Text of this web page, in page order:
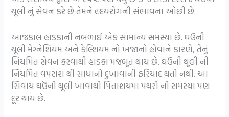
થૂલી નું સેવન કરે છે તેમને હૃદયરોગની સંભાવના ઓછી છે.
આજકાલ હાડકાની નબળાઈ એક સામાન્ય સમસ્યા છે. ઘઉંની
થૂલી મેગ્નેશિયમ અને કેલ્શિયમ નો ખજાનો હોવાને કારણે, તેનું
નિયમિત સેવન કરવાથી હાડકા મજબૂત થાય છે. ઘઉંની થૂલી ની
નિયમિત વપરાશ થી સાંધાનો દુખાવાની ફરિયાદ થતી નથી. આ
સિવાય ઘઉંની થૂલી ખાવાથી પિત્તાશયમાં પથરી ની સમસ્યા પણ
દૂર થાય છે.